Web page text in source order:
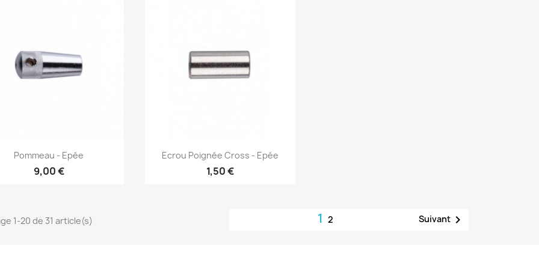
Aperçu rapide
Pommeau - Epée
9,00 €
Aperçu rapide
Ecrou Poignée Cross - Epée
1,50 €
1-20 de 31 article(s) 1 2 Suivant